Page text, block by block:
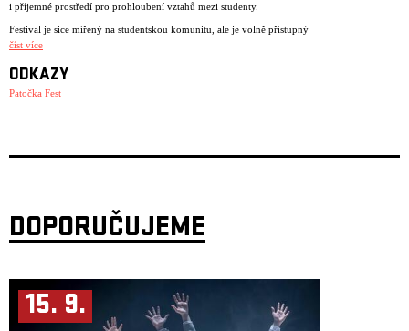
i příjemné prostředí pro prohloubení vztahů mezi studenty.
Festival je sice mířený na studentskou komunitu, ale je volně přístupný
pro každého, kdo si rád užije kapely a interprety jako je
číst více
ODKAZY
Patočka Fest
DOPORUČUJEME
15. 9.